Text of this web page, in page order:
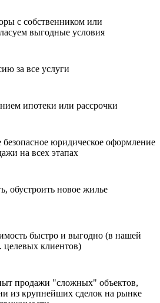
с собственником или
выгодные условия
за все услуги
ипотеки или рассрочки
юридическое оформление
на всех этапах
обустроить новое жилье
быстро и выгодно (в нашей
целевых клиентов)
продажи "сложных" объектов,
из крупнейших сделок на рынке